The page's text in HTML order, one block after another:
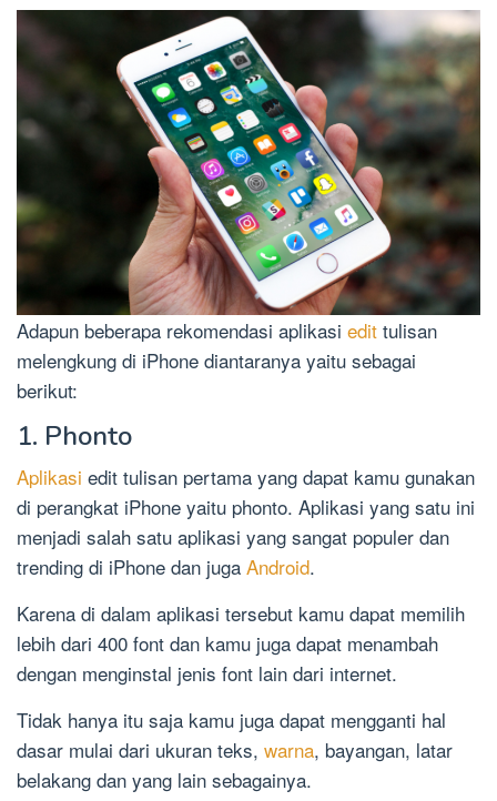
Adapun beberapa rekomendasi aplikasi edit tulisan
melengkung di iPhone diantaranya yaitu sebagai
berikut:
1. Phonto
Aplikasi edit tulisan pertama yang dapat kamu gunakan
di perangkat iPhone yaitu phonto. Aplikasi yang satu ini
menjadi salah satu aplikasi yang sangat populer dan
trending di iPhone dan juga Android.
Karena di dalam aplikasi tersebut kamu dapat memilih
lebih dari 400 font dan kamu juga dapat menambah
dengan menginstal jenis font lain dari internet.
Tidak hanya itu saja kamu juga dapat mengganti hal
dasar mulai dari ukuran teks, warna, bayangan, latar
belakang dan yang lain sebagainya.